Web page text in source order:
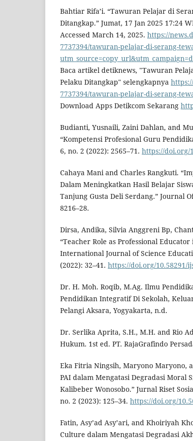
Bahtiar Rifa’i. “Tawuran Pelajar di
Ditangkap.” Jumat, 17 Jan 2025 17:24
Accessed March 14, 2025. https://
7737394/tawuran-pelajar-di-serang-
Baca artikel detiknews, "Tawuran
Pelaku Ditangkap" selengkapnya
7737394/tawuran-pelajar-di-serang-
Download Apps Detikcom Sekarang
Budianti, Yusnaili, Zaini Dahlan, and
“Kompetensi Profesional Guru
6, no. 2 (2022): 2565–71. https://doi.org/
Cahaya Mani and Charles Rangkuti.
Dalam Meningkatkan Hasil Belajar
Tanjung Gusta Deli Serdang.” Journal
8216–28.
Dirsa, Andika, Silvia Anggreni Bp,
“Teacher Role as Professional
International Journal of Science
(2022): 32–41. https://doi.org/10.58291/
Dr. H. Moh. Roqib, M.Ag. Ilmu
Pendidikan Integratif Di Sekolah,
Pelangi Aksara, Yogyakarta, n.d.
Dr. Serlika Aprita, S.H., M.H. and Rio
Hukum. 1st ed. PT. RajaGrafindo
Eka Fitria Ningsih, Maryono Maryono,
PAI dalam Mengatasi Degradasi Moral
Kalibeber Wonosobo.” Jurnal Riset
no. 2 (2023): 125–34. https://doi.org/
Fatin, Asy’ad Asy’ari, and Khoiriyah
Culture dalam Mengatasi Degradasi